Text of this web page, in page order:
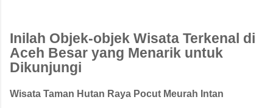
Inilah Objek-objek Wisata Terkenal di
Aceh Besar yang Menarik untuk
Dikunjungi
Wisata Taman Hutan Raya Pocut Meurah Intan